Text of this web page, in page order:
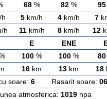
68% 82% 95
h 5 km/h 4 km/h 7
h 11km/h 8 km/h 12
E ENE
100% 100% 80
16 km 13 km 18
soare: 6 Rasarit soare:
atmosferica: 1019 hpa